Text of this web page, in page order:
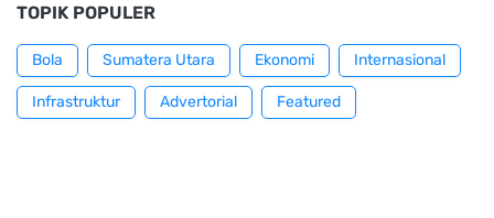
TOPIK POPULER
Bola Sumatera Utara Ekonomi Internasional
Infrastruktur Advertorial Featured